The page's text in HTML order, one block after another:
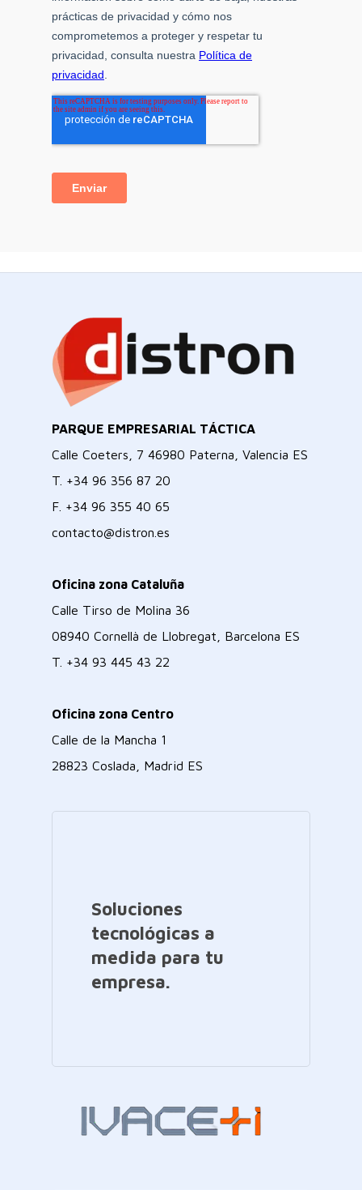
PARQUE EMPRESARIAL TÁCTICA
Calle Coeters, 7 46980 Paterna, Valencia ES
T. +34 96 356 87 20
F. +34 96 355 40 65
contacto@distron.es
Oficina zona Cataluña
Calle Tirso de Molina 36
08940 Cornellà de Llobregat, Barcelona ES
T. +34 93 445 43 22
Oficina zona Centro
Calle de la Mancha 1
28823 Coslada, Madrid ES
Soluciones
tecnológicas a
medida para tu
empresa.